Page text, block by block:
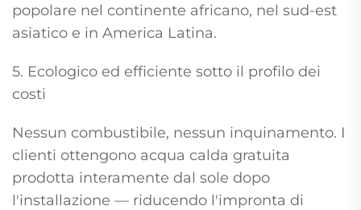
popolare nel continente africano, nel sud-est
asiatico e in America Latina.
5. Ecologico ed efficiente sotto il profilo dei
costi
Nessun combustibile, nessun inquinamento. I
clienti ottengono acqua calda gratuita
prodotta interamente dal sole dopo
l'installazione — riducendo l'impronta di